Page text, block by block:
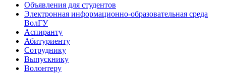
Объявления для студентов
Электронная информационно-образовательная среда
ВолГУ
Аспиранту
Абитуриенту
Сотруднику
Выпускнику
Волонтеру